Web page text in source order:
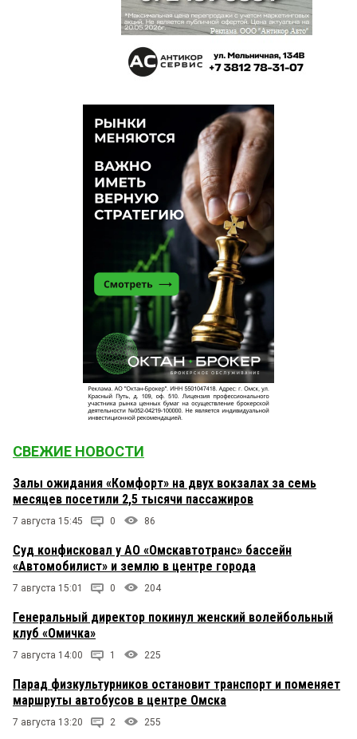
СВЕЖИЕ НОВОСТИ
Залы ожидания «Комфорт» на двух вокзалах за семь
месяцев посетили 2,5 тысячи пассажиров
7 августа 15:45 0 86
Суд конфисковал у АО «Омскавтотранс» бассейн
«Автомобилист» и землю в центре города
7 августа 15:01 0 204
Генеральный директор покинул женский волейбольный
клуб «Омичка»
7 августа 14:00 1 225
Парад физкультурников остановит транспорт и поменяет
маршруты автобусов в центре Омска
7 августа 13:20 2 255